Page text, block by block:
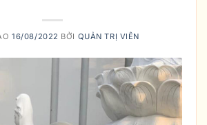
16/08/2022 BỞI QUẢN TRỊ VIÊN